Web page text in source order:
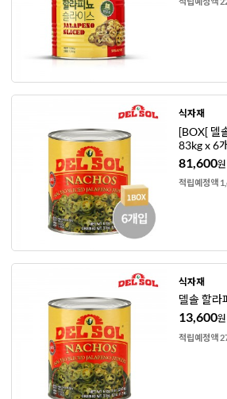
식자재
[BOX[ 델
83kg x 6개
81,600원
적립예정액
식자재
델솔 할라
13,600원
적립예정액